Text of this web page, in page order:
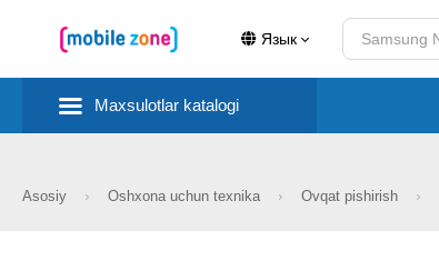
Язык
Maxsulotlar katalogi
Asosiy Oshxona uchun texnika Ovqat pishirish